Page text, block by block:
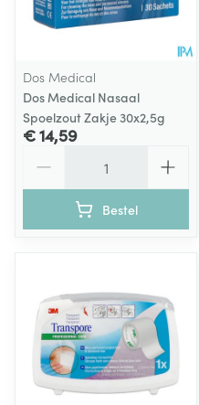
Dos Medical
Dos Medical Nasaal
Spoelzout Zakje 30x2,5g
€ 14,59
Bestel